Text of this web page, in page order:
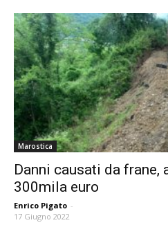
Marostica
Danni causati da frane,
300mila euro
Enrico Pigato -
17 Giugno 2022